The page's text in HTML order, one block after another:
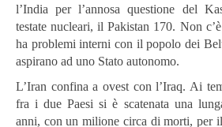
l’India per l’annosa questione del
testate nucleari, il Pakistan 170. Non
ha problemi interni con il popolo dei
aspirano ad uno Stato autonomo.
L’Iran confina a ovest con l’Iraq. Ai
fra i due Paesi si è scatenata una
anni, con un milione circa di morti, per